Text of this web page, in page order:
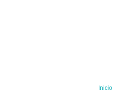
Inicio